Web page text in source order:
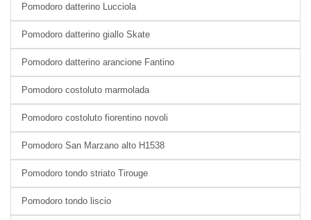
Pomodoro datterino Lucciola
Pomodoro datterino giallo Skate
Pomodoro datterino arancione Fantino
Pomodoro costoluto marmolada
Pomodoro costoluto fiorentino novoli
Pomodoro San Marzano alto H1538
Pomodoro tondo striato Tirouge
Pomodoro tondo liscio